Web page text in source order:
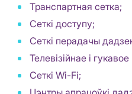
Транспартная сетка;
Сеткі доступу;
Сеткі перадачы
Телевізійнае і
Сеткі Wi-Fi;